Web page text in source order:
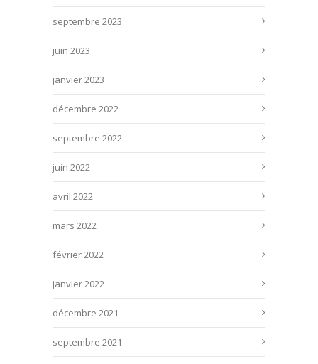
septembre 2023
juin 2023
janvier 2023
décembre 2022
septembre 2022
juin 2022
avril 2022
mars 2022
février 2022
janvier 2022
décembre 2021
septembre 2021